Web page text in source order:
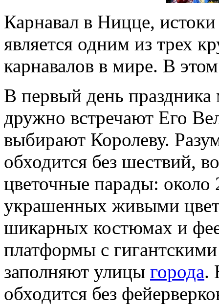
Карнавал в Ницце,
является одним из трех
карнавалов в мире. В
В первый день
дружно встречают Его
выбирают Королеву.
обходится без шествий,
цветочные парады:
украшенных живыми
шикарных костюмах и
платформы с
заполняют улицы города.
обходится без